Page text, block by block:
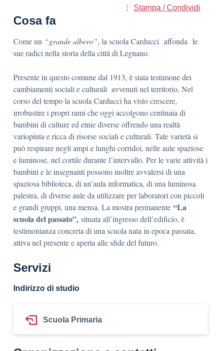
Stampa / Condividi
Cosa fa
Come un “grande albero”, la scuola Carducci affonda le
sue radici nella storia della città di Legnano.
Presente in questo comune dal 1913, è stata testimone dei
cambiamenti sociali e culturali avvenuti nel territorio. Nel
corso del tempo la scuola Carducci ha visto crescere,
irrobustire i propri rami che oggi accolgono centinaia di
bambini di culture ed etnie diverse offrendo una realtà
variopinta e ricca di risorse sociali e culturali. Tale varietà si
può respirare negli ampi e lunghi corridoi, nelle aule spaziose
e luminose, nel cortile durante l’intervallo. Per le varie attività i
bambini e le insegnanti possono inoltre avvalersi di una
spaziosa biblioteca, di un’aula informatica, di una luminosa
palestra, di diverse aule da utilizzare per laboratori con piccoli
e grandi gruppi, una mensa. La mostra permanente “La
scuola del passato”, situata all’ingresso dell’edificio, è
testimonianza concreta di una scuola nata in epoca passata,
attiva nel presente e aperta alle sfide del futuro.
Servizi
Indirizzo di studio
Scuola Primaria